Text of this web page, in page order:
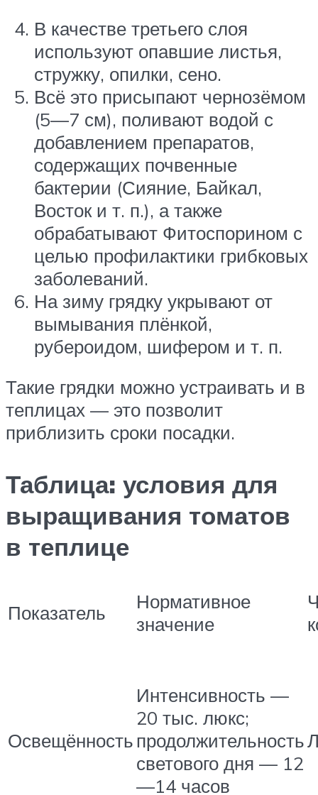
В качестве третьего слоя
используют опавшие листья,
стружку, опилки, сено.
Всё это присыпают чернозёмом
(5—7 см), поливают водой с
добавлением препаратов,
содержащих почвенные
бактерии (Сияние, Байкал,
Восток и т. п.), а также
обрабатывают Фитоспорином с
целью профилактики грибковых
заболеваний.
На зиму грядку укрывают от
вымывания плёнкой,
рубероидом, шифером и т. п.
Такие грядки можно устраивать и в
теплицах — это позволит
приблизить сроки посадки.
Таблица: условия для
выращивания томатов
в теплице
Показатель
Нормативное
значение
Освещённость
Интенсивность —
20 тыс. люкс;
продолжительность
светового дня — 12
—14 часов